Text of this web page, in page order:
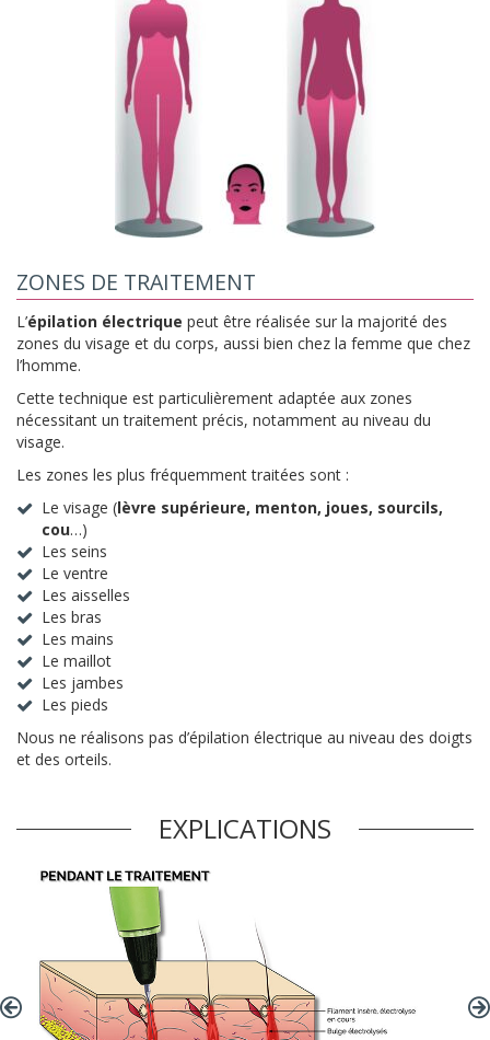
ZONES DE TRAITEMENT
L’épilation électrique peut être réalisée sur la majorité des
zones du visage et du corps, aussi bien chez la femme que chez
l’homme.
Cette technique est particulièrement adaptée aux zones
nécessitant un traitement précis, notamment au niveau du
visage.
Les zones les plus fréquemment traitées sont :
Le visage (lèvre supérieure, menton, joues, sourcils,
cou…)
Les seins
Le ventre
Les aisselles
Les bras
Les mains
Le maillot
Les jambes
Les pieds
Nous ne réalisons pas d’épilation électrique au niveau des doigts
et des orteils.
EXPLICATIONS